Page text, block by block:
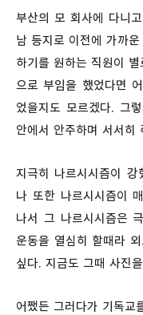
부산의 모 회사에 다니
남 등지로 이전에 가까
하기를 원하는 직원이
으로 부임을 했었다면
었을지도 모르겠다. 그
안에서 안주하며 서서히
지극히 나르시시즘이
나 또한 나르시시즘이
나서 그 나르시시즘은
운동을 열심히 할때라
싶다. 지금도 그때 사진
어쨌든 그러다가 기독교